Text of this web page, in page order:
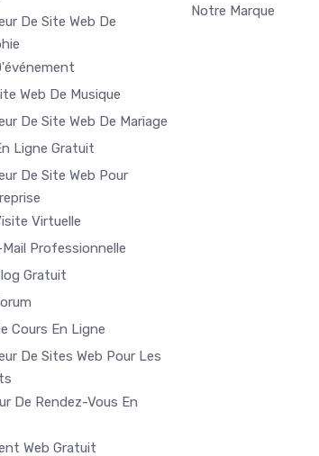
De Site Web De
Web De Musique
De Site Web De Mariage
Ligne Gratuit
De Site Web Pour
Virtuelle
Professionnelle
Gratuit
Cours En Ligne
De Sites Web Pour Les
De Rendez-Vous En
Web Gratuit
Notre Marque